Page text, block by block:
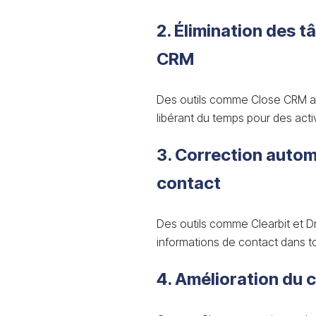
2. Élimination des
CRM
Des outils comme Close CRM
libérant du temps pour des
3. Correction
contact
Des outils comme Clearbit et
informations de contact dans
4. Amélioration du